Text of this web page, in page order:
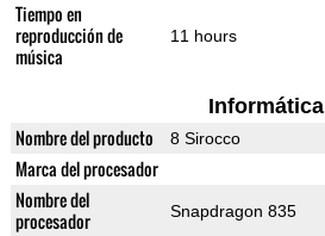
Tiempo en
reproducción de
música
11 hours
Informática
Nombre del producto 8 Sirocco
Marca del procesador
Nombre del
procesador
Snapdragon 835